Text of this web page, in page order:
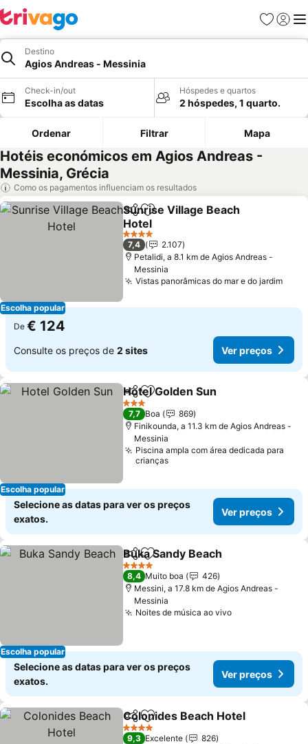
Favoritos
Iniciar
Destino
Agios Andreas - Messinia
Check-in/out
Escolha as datas
Hóspedes e quartos
2 hóspedes, 1 quarto.
Ordenar Filtrar Mapa
Hotéis económicos em Agios Andreas -
Messinia, Grécia
Como os pagamentos influenciam os resultados
Escolha popular
PartilharAdicionar aos favoritos
Sunrise Village Beach
Hotel
Ver preços
4 Estrelas
7,4
2.107
Petalidi, a 8.1 km de Agios Andreas -
Messinia
Vistas panorâmicas do mar e do jardimVer
De € 124
Consulte os preços de 2 sites Ver preços
Escolha popular
PartilharAdicionar aos favoritos
Hotel Golden Sun
3 Estrelas
7,7 Boa
869
Finikounda, a 11.3 km de Agios Andreas -
Messinia
Piscina ampla com área dedicada para
crianças
Selecione as datas para ver os preços
exatos.
Ver preços
Escolha popular
PartilharAdicionar aos favoritos
Buka Sandy Beach
4 Estrelas
8,4 Muito boa
426
Messini, a 17.8 km de Agios Andreas -
Messinia
Noites de música ao vivoVer preços
Selecione as datas para ver os preços
exatos.
Ver preços
PartilharAdicionar aos favoritos
Colonides Beach Hotel
4 Estrelas
9,3 Excelente
826